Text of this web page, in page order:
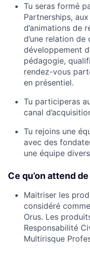
Tu seras formé
Partnerships,
d’animations de
d’une relation
développement
pédagogie,
rendez-vous
en présentiel.
Tu participeras
canal
Tu rejoins une
avec des
une équipe
Ce qu’on attend
Maitriser les
considéré
Orus. Les
Responsabilité
Multirisque